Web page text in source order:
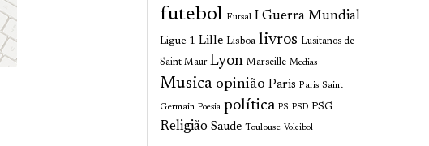
futebol Futsal I Guerra Mundial
Ligue 1 Lille Lisboa livros Lusitanos de
Saint Maur Lyon Marseille Medias
Musica opinião Paris Paris Saint
Germain Poesia política PS PSD PSG
Religião Saude Toulouse Voleibol